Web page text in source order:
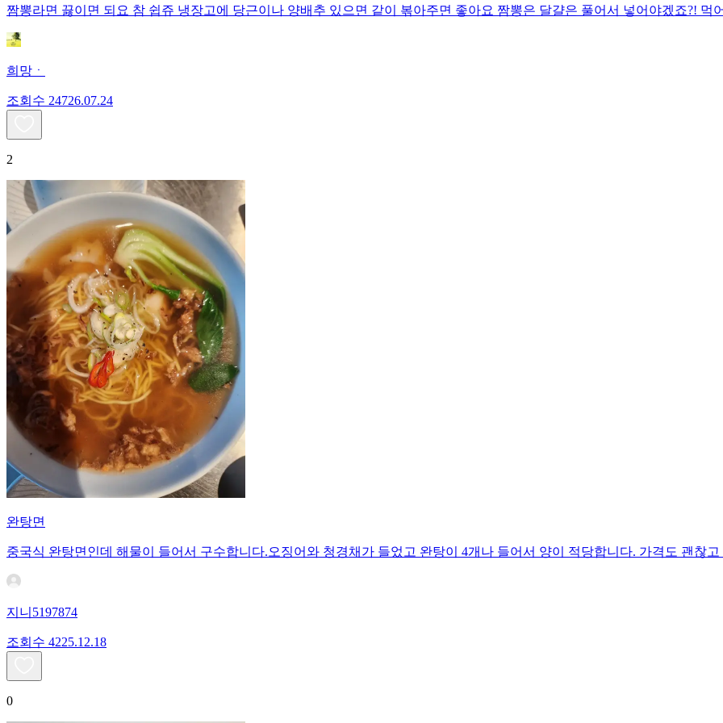
짬뽕라면 끓이면 되요 참 쉽쥬 냉장고에 당근이나 양배추 있으면 같이 볶아주면 좋아요 짬뽕은 달걀은 풀어서 넣어야겠죠?! 먹
희망ㆍ
조회수 24726.07.24
2
완탕면
중국식 완탕면인데 해물이 들어서 구수합니다.오징어와 청경채가 들었고 완탕이 4개나 들어서 양이 적당합니다. 가격도 괜찮
지니5197874
조회수 4225.12.18
0